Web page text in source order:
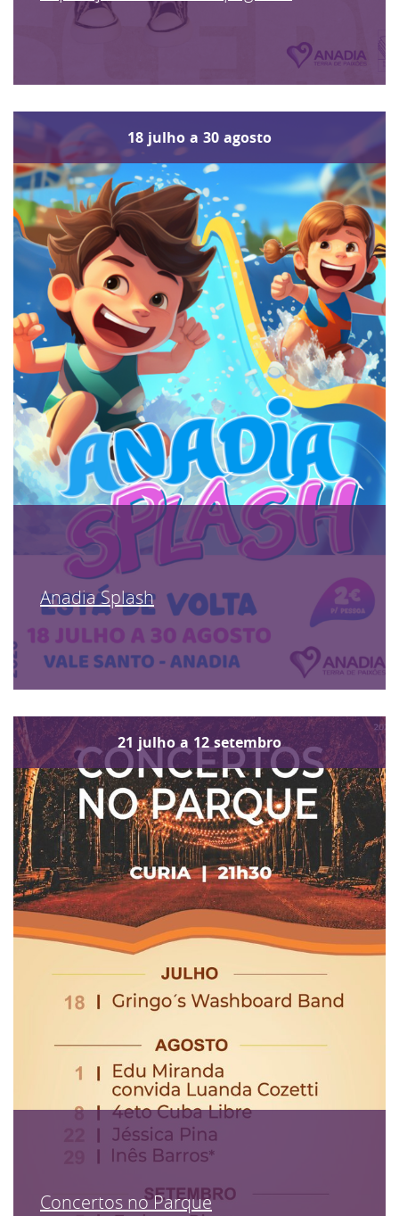
18 julho a 30 agosto
Anadia Splash
21 julho a 12 setembro
Concertos no Parque